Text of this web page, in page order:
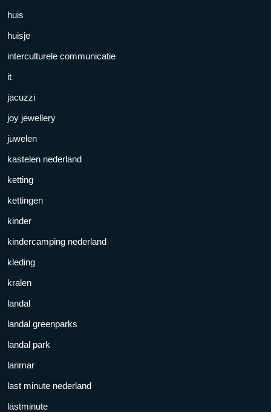
huis
huisje
interculturele communicatie
it
jacuzzi
joy jewellery
juwelen
kastelen nederland
ketting
kettingen
kinder
kindercamping nederland
kleding
kralen
landal
landal greenparks
landal park
larimar
last minute nederland
lastminute